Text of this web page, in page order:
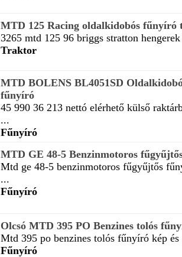
MTD 125 Racing oldalkidobós fűnyíró
3265 mtd 125 96 briggs stratton
Traktor
MTD BOLENS BL4051SD
fűnyíró
45 990 36 213 nettó elérhető külső
...
Fűnyíró
MTD GE 48-5 Benzinmotoros
Mtd ge 48-5 benzinmotoros fűgyűjtős
...
Fűnyíró
Olcsó MTD 395 PO Benzines tolós
Mtd 395 po benzines tolós fűnyíró kép
Fűnyíró